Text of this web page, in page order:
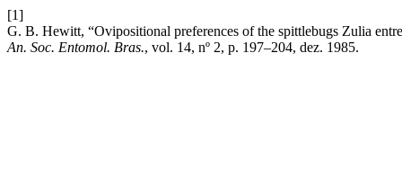
[1]
G. B. Hewitt, “Ovipositional preferences of the spittlebugs Zulia
An. Soc. Entomol. Bras., vol. 14, nº 2, p. 197–204, dez. 1985.